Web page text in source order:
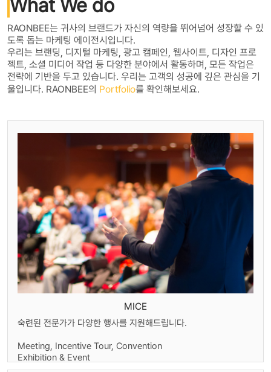
What We do
RAONBEE는 귀사의 브랜드가 자신의 역량을 뛰어넘어 성장할 수 있
도록 돕는 마케팅 에이전시입니다.
우리는 브랜딩, 디지털 마케팅, 광고 캠페인, 웹사이트, 디자인 프로
젝트, 소셜 미디어 작업 등 다양한 분야에서 활동하며, 모든 작업은
전략에 기반을 두고 있습니다. 우리는 고객의 성공에 깊은 관심을 기
울입니다. RAONBEE의 Portfolio를 확인해보세요.
MICE
숙련된 전문가가 다양한 행사를 지원해드립니다.
Meeting, Incentive Tour, Convention
Exhibition & Event